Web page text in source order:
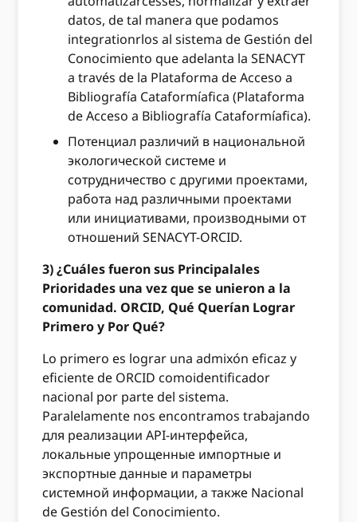
datos, de tal manera que podamos
integrationrlos al sistema de Gestión del
Conocimiento que adelanta la SENACYT
a través de la Plataforma de Acceso a
Bibliografía Cataformíafica (Plataforma
de Acceso a Bibliografía Cataformíafica).
Потенциал различий в национальной
экологической системе и
сотрудничество с другими проектами,
работа над различными проектами
или инициативами, производными от
отношений SENACYT-ORCID.
3) ¿Cuáles fueron sus Principalales
Prioridades una vez que se unieron a la
comunidad. ORCID, Qué Querían Lograr
Primero y Por Qué?
Lo primero es lograr una admixón eficaz y
eficiente de ORCID comoidentificador
nacional por parte del sistema.
Paralelamente nos encontramos trabajando
для реализации API-интерфейса,
локальные упрощенные импортные и
экспортные данные и параметры
системной информации, а также Nacional
de Gestión del Conocimiento.